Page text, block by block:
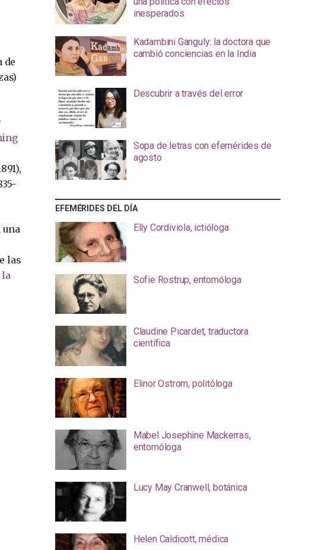
de
las
inesperados
Kadambini Ganguly: la doctora que
cambió conciencias en la India
Descubrir a través del error
Sopa de letras con efemérides de
agosto
EFEMÉRIDES DEL DÍA
Elly Cordiviola, ictióloga
Sofie Rostrup, entomóloga
Claudine Picardet, traductora
científica
Elinor Ostrom, politóloga
Mabel Josephine Mackerras,
entomóloga
Lucy May Cranwell, botánica
Helen Caldicott, médica